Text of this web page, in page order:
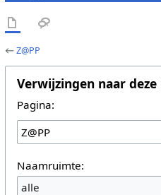
←Z@PP
Verwijzingen naar deze
Pagina:
Naamruimte:
alle